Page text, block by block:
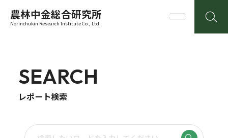
農林中金総合研究所
Norinchukin Research Institute Co., Ltd.
SEARCH
レポート検索